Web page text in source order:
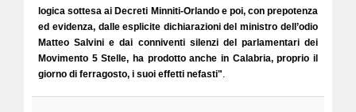
logica sottesa ai Decreti Minniti-Orlando e poi, con prepotenza
ed evidenza, dalle esplicite dichiarazioni del ministro dell’odio
Matteo Salvini e dai conniventi silenzi del parlamentari dei
Movimento 5 Stelle, ha prodotto anche in Calabria, proprio il
giorno di ferragosto, i suoi effetti nefasti".